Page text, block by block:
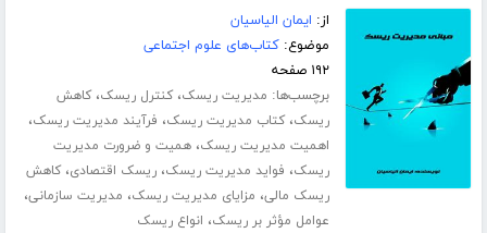
از: ایمان الیاسیان
موضوع:کتاب‌های علوم اجتماعی
۱۹۲ صفحه
برچسب‌ها: مدیریت ریسک،کنترل ریسک،کاهش
ریسک،کتاب مدیریت ریسک، فرآیند مدیریت ریسک،
اهمیت مدیریت ریسک،همیت و ضرورت مدیریت
ریسک، فواید مدیریت ریسک،ریسک اقتصادی،کاهش
ریسک مالی، مزایای مدیریت ریسک، مدیریت سازمانی،
عوامل مؤثر بر ریسک، انواع ریسک